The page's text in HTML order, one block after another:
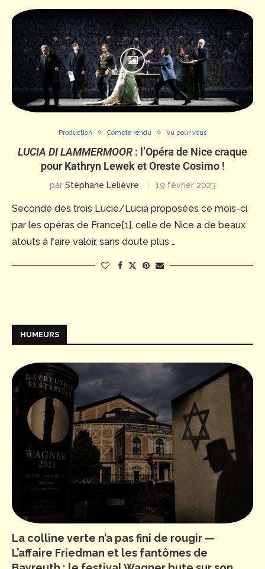
Production Compte rendu Vu pour vous
LUCIA DI LAMMERMOOR : l’Opéra de Nice craque
pour Kathryn Lewek et Oreste Cosimo !
par Stéphane Lelièvre 19 février 2023
Seconde des trois Lucie/Lucia proposées ce mois-ci
par les opéras de France[1], celle de Nice a de beaux
atouts à faire valoir, sans doute plus …
HUMEURS
La colline verte n’a pas fini de rougir —
L’affaire Friedman et les fantômes de